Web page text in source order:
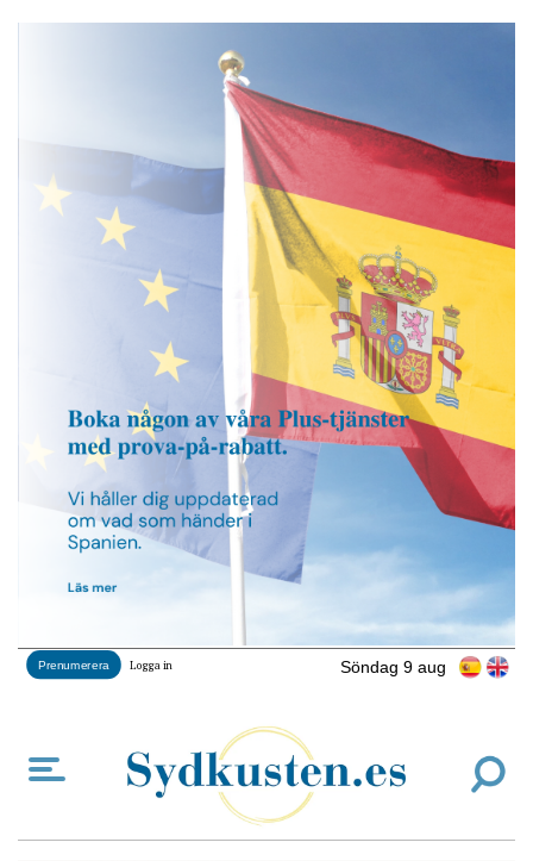
Söndag 9 aug
Prenumerera Logga in